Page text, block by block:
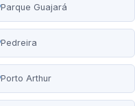
Parque Guajará
Pedreira
Porto Arthur